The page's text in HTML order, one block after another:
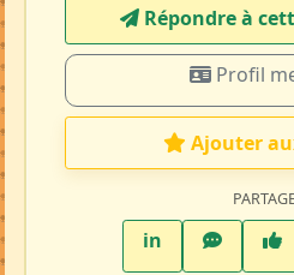
Répondre à
Profil
Ajouter
inLinkedIn